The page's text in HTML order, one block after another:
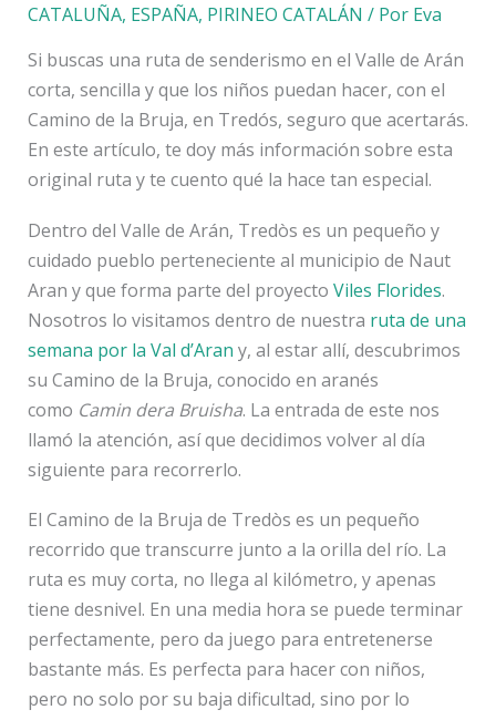
CATALUÑA, ESPAÑA, PIRINEO CATALÁN / Por Eva
Si buscas una ruta de senderismo en el Valle de Arán
corta, sencilla y que los niños puedan hacer, con el
Camino de la Bruja, en Tredós, seguro que acertarás.
En este artículo, te doy más información sobre esta
original ruta y te cuento qué la hace tan especial.
Dentro del Valle de Arán, Tredòs es un pequeño y
cuidado pueblo perteneciente al municipio de Naut
Aran y que forma parte del proyecto Viles Florides.
Nosotros lo visitamos dentro de nuestra ruta de una
semana por la Val d’Aran y, al estar allí, descubrimos
su Camino de la Bruja, conocido en aranés
como Camin dera Bruisha. La entrada de este nos
llamó la atención, así que decidimos volver al día
siguiente para recorrerlo.
El Camino de la Bruja de Tredòs es un pequeño
recorrido que transcurre junto a la orilla del río. La
ruta es muy corta, no llega al kilómetro, y apenas
tiene desnivel. En una media hora se puede terminar
perfectamente, pero da juego para entretenerse
bastante más. Es perfecta para hacer con niños,
pero no solo por su baja dificultad, sino por lo